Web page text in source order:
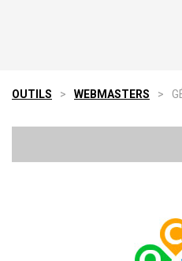
OUTILS > WEBMASTERS >